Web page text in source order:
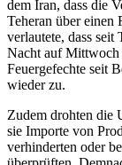
dem Iran, dass die
Teheran über einen
verlautete, dass seit
Nacht auf Mittwoch
Feuergefechte seit
wieder zu.
Zudem drohten die
sie Importe von
verhinderten oder